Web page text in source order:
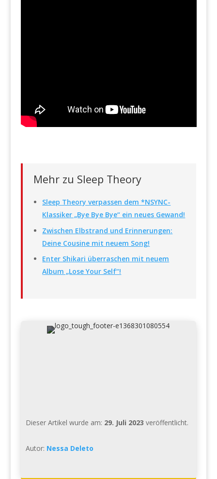
Mehr zu Sleep Theory
Sleep Theory verpassen dem *NSYNC-
Klassiker „Bye Bye Bye“ ein neues Gewand!
Zwischen Elbstrand und Erinnerungen:
Deine Cousine mit neuem Song!
Enter Shikari überraschen mit neuem
Album „Lose Your Self“!
Dieser Artikel wurde am: 29. Juli 2023 veröffentlicht.
Autor: Nessa Deleto